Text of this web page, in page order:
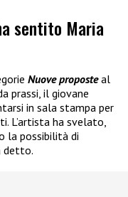
sentito Maria
Nuove proposteal
prassi, il giovane
in sala stampa per
L’artista ha svelato,
la possibilità di
detto.